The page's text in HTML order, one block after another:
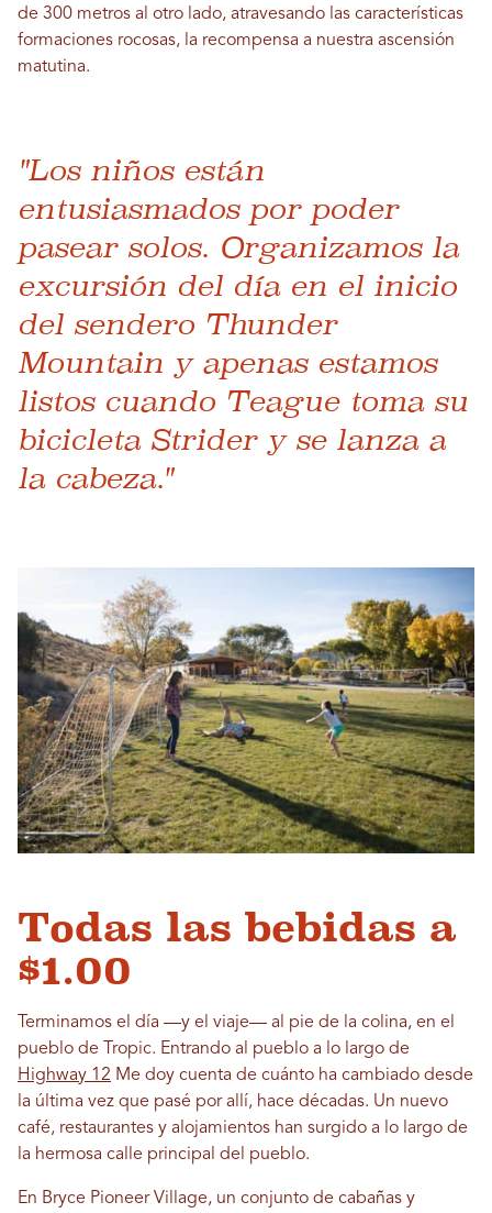
de 300 metros al otro lado, atravesando las características
formaciones rocosas, la recompensa a nuestra ascensión
matutina.
"Los niños están
entusiasmados por poder
pasear solos. Organizamos la
excursión del día en el inicio
del sendero Thunder
Mountain y apenas estamos
listos cuando Teague toma su
bicicleta Strider y se lanza a
la cabeza."
Todas las bebidas a
$1.00
Terminamos el día —y el viaje— al pie de la colina, en el
pueblo de Tropic. Entrando al pueblo a lo largo de
Highway 12 Me doy cuenta de cuánto ha cambiado desde
la última vez que pasé por allí, hace décadas. Un nuevo
café, restaurantes y alojamientos han surgido a lo largo de
la hermosa calle principal del pueblo.
En Bryce Pioneer Village, un conjunto de cabañas y